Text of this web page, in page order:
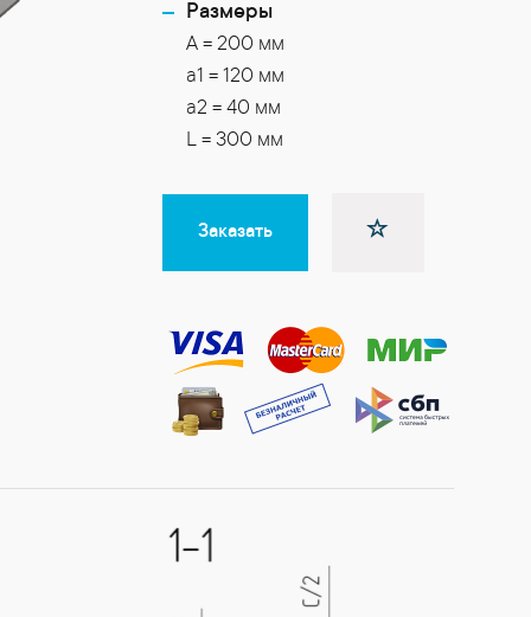
Размеры
A = 200 мм
a1 = 120 мм
a2 = 40 мм
L = 300 мм
Заказать